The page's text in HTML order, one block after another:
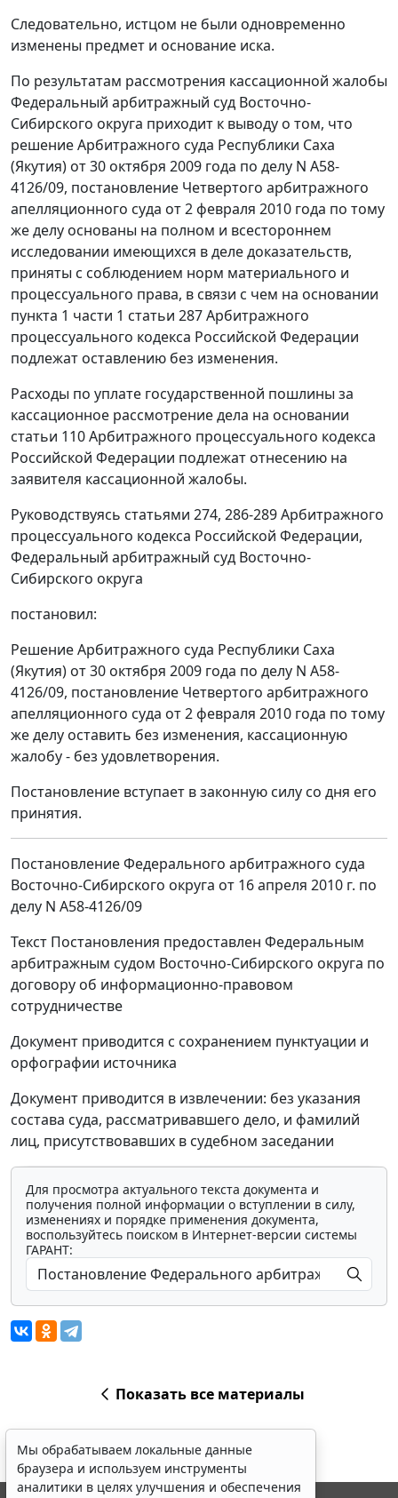
Следовательно, истцом не были одновременно
изменены предмет и основание иска.
По результатам рассмотрения кассационной жалобы
Федеральный арбитражный суд Восточно-
Сибирского округа приходит к выводу о том, что
решение Арбитражного суда Республики Саха
(Якутия) от 30 октября 2009 года по делу N А58-
4126/09, постановление Четвертого арбитражного
апелляционного суда от 2 февраля 2010 года по тому
же делу основаны на полном и всестороннем
исследовании имеющихся в деле доказательств,
приняты с соблюдением норм материального и
процессуального права, в связи с чем на основании
пункта 1 части 1 статьи 287 Арбитражного
процессуального кодекса Российской Федерации
подлежат оставлению без изменения.
Расходы по уплате государственной пошлины за
кассационное рассмотрение дела на основании
статьи 110 Арбитражного процессуального кодекса
Российской Федерации подлежат отнесению на
заявителя кассационной жалобы.
Руководствуясь статьями 274, 286-289 Арбитражного
процессуального кодекса Российской Федерации,
Федеральный арбитражный суд Восточно-
Сибирского округа
постановил:
Решение Арбитражного суда Республики Саха
(Якутия) от 30 октября 2009 года по делу N А58-
4126/09, постановление Четвертого арбитражного
апелляционного суда от 2 февраля 2010 года по тому
же делу оставить без изменения, кассационную
жалобу - без удовлетворения.
Постановление вступает в законную силу со дня его
принятия.
Постановление Федерального арбитражного суда
Восточно-Сибирского округа от 16 апреля 2010 г. по
делу N А58-4126/09
Текст Постановления предоставлен Федеральным
арбитражным судом Восточно-Сибирского округа по
договору об информационно-правовом
сотрудничестве
Документ приводится с сохранением пунктуации и
орфографии источника
Документ приводится в извлечении: без указания
состава суда, рассматривавшего дело, и фамилий
лиц, присутствовавших в судебном заседании
Для просмотра актуального текста документа и
получения полной информации о вступлении в силу,
изменениях и порядке применения документа,
воспользуйтесь поиском в Интернет-версии системы
ГАРАНТ:
Показать все материалы
Мы обрабатываем локальные данные
браузера и используем инструменты
аналитики в целях улучшения и обеспечения